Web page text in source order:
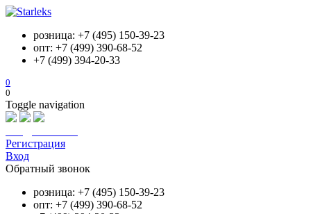
розница: +7 (495) 150-39-23
опт: +7 (499) 390-68-52
+7 (499) 394-20-33
0
0
Toggle navigation
Регистрация
Вход
Обратный звонок
розница: +7 (495) 150-39-23
опт: +7 (499) 390-68-52